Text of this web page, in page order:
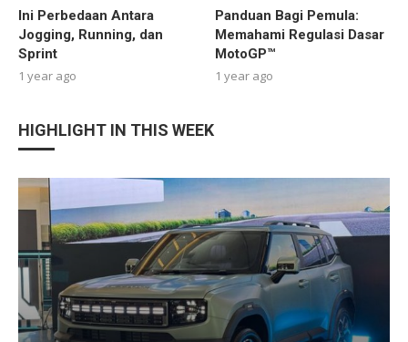
Ini Perbedaan Antara
Jogging, Running, dan
Sprint
1 year ago
Panduan Bagi Pemula:
Memahami Regulasi Dasar
MotoGP™
1 year ago
HIGHLIGHT IN THIS WEEK